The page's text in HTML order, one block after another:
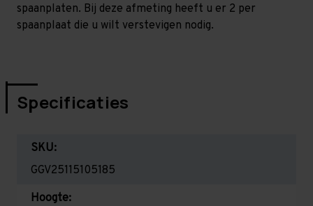
spaanplaten. Bij deze afmeting heeft u er 2 per
spaanplaat die u wilt verstevigen nodig.
Specificaties
SKU:
GGV25115105185
Hoogte: